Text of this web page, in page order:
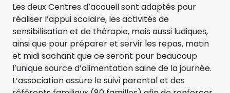
Les deux Centres d’accueil sont adaptés pour
réaliser l’appui scolaire, les activités de
sensibilisation et de thérapie, mais aussi ludiques,
ainsi que pour préparer et servir les repas, matin
et midi sachant que ce seront pour beaucoup
l’unique source d’alimentation saine de la journée.
L’association assure le suivi parental et des